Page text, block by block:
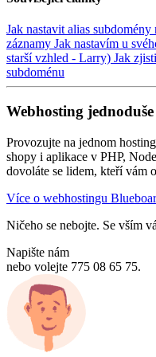
Jak nastavit alias
záznamy Jak nastavím u
starší vzhled - Larry) Jak
subdoménu
Webhosting
Provozujte na jednom
shopy i aplikace v PHP,
dovoláte se lidem, kteří vám
Více o webhostingu
Ničeho se nebojte. Se vším
Napište nám
nebo volejte 775 08 65 75.